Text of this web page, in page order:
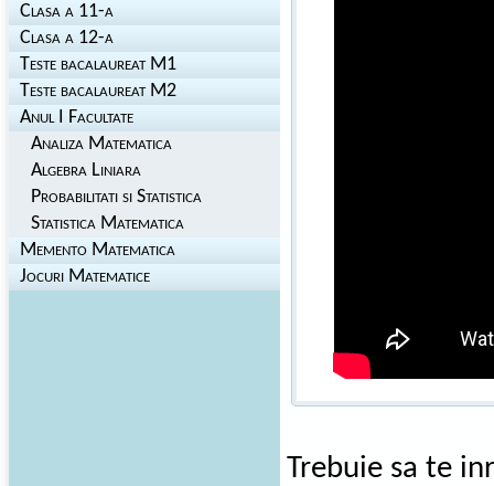
Clasa a 11-a
Clasa a 12-a
Teste bacalaureat M1
Teste bacalaureat M2
Anul I Facultate
Analiza Matematica
Algebra Liniara
Probabilitati si Statistica
Statistica Matematica
Memento Matematica
Jocuri Matematice
Trebuie sa te